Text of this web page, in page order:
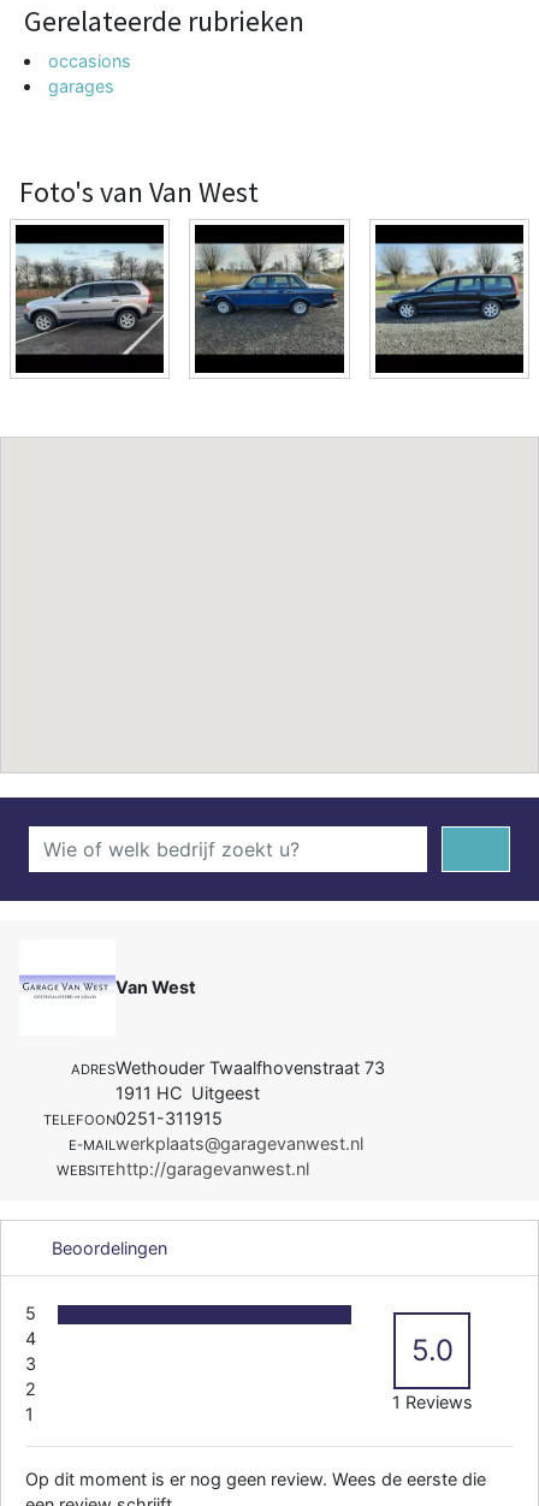
Gerelateerde rubrieken
occasions
garages
Foto's van Van West
Van West
ADRESWethouder Twaalfhovenstraat 73
1911 HC Uitgeest
TELEFOON0251-311915
E-MAILwerkplaats@garagevanwest.nl
WEBSITEhttp://garagevanwest.nl
Beoordelingen
5
4
3
2
1
5.0
1 Reviews
Op dit moment is er nog geen review. Wees de eerste die